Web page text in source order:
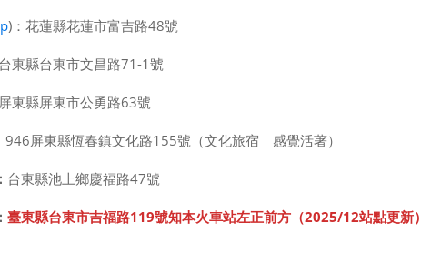
)：花蓮縣花蓮市富吉路48號
東縣台東市文昌路71-1號
東縣屏東市公勇路63號
946屏東縣恆春鎮文化路155號（文化旅宿｜感覺活著）
台東縣池上鄉慶福路47號
臺東縣台東市吉福路119號知本火車站左正前方 （2025/12站點更新）